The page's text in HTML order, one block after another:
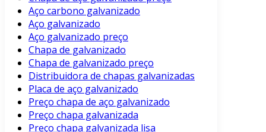
Aço carbono galvanizado
Aço galvanizado
Aço galvanizado preço
Chapa de galvanizado
Chapa de galvanizado preço
Distribuidora de chapas galvanizadas
Placa de aço galvanizado
Preço chapa de aço galvanizado
Preço chapa galvanizada
Preço chapa galvanizada lisa